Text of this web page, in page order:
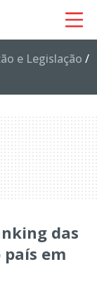
e Legislação /
das
país em